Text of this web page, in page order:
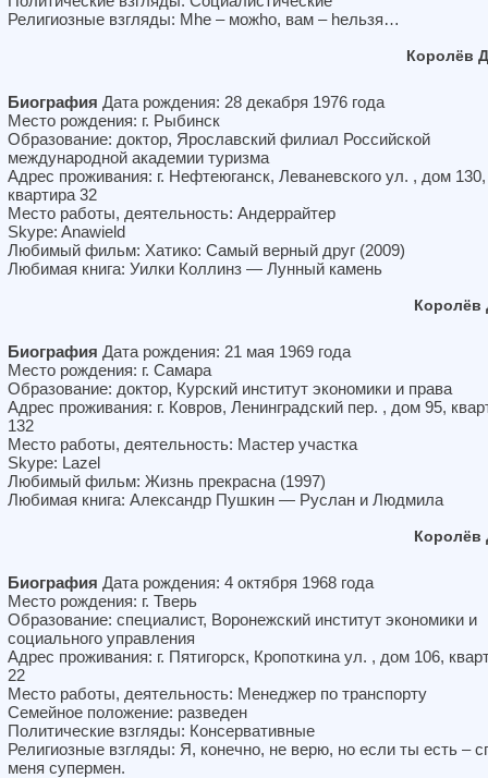
Религиозные взгляды: Мhе – можhо, вам – hельзя…
Королёв
Биография Дата рождения: 28 декабря 1976 года
Место рождения: г. Рыбинск
Образование: доктор, Ярославский филиал Российской
международной академии туризма
Адрес проживания: г. Нефтеюганск, Леваневского ул. , дом 130,
квартира 32
Место работы, деятельность: Андеррайтер
Skype: Anawield
Любимый фильм: Хатико: Самый верный друг (2009)
Любимая книга: Уилки Коллинз — Лунный камень
Королёв
Биография Дата рождения: 21 мая 1969 года
Место рождения: г. Самара
Образование: доктор, Курский институт экономики и права
Адрес проживания: г. Ковров, Ленинградский пер. , дом 95,
132
Место работы, деятельность: Мастер участка
Skype: Lazel
Любимый фильм: Жизнь прекрасна (1997)
Любимая книга: Александр Пушкин — Руслан и Людмила
Королёв
Биография Дата рождения: 4 октября 1968 года
Место рождения: г. Тверь
Образование: специалист, Воронежский институт экономики и
социального управления
Адрес проживания: г. Пятигорск, Кропоткина ул. , дом 106,
22
Место работы, деятельность: Менеджер по транспорту
Семейное положение: разведен
Политические взгляды: Консервативные
Религиозные взгляды: Я, конечно, не верю, но если ты есть –
меня супермен.